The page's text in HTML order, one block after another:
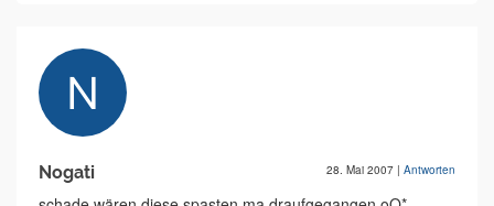
Nogati 28. Mai 2007 | Antworten